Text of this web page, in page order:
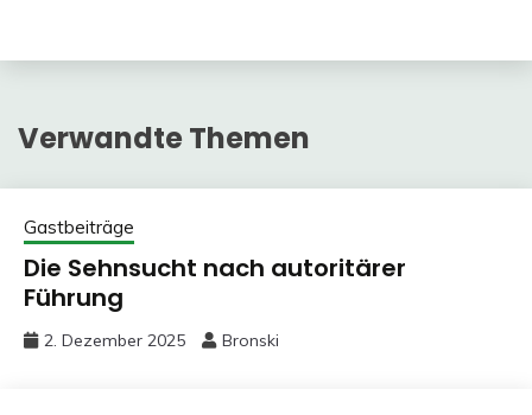
Verwandte Themen
Gastbeiträge
Die Sehnsucht nach autoritärer
Führung
2. Dezember 2025 Bronski